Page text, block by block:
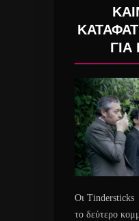
ΓΙΑ
Οι Tindersticks
το δεύτερο